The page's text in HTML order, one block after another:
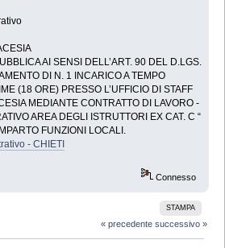
AI SENSI DELL’ART. 90 DEL D.LGS.
DI N. 1 INCARICO A TEMPO
(18 ORE) PRESSO L’UFFICIO DI STAFF
MEDIANTE CONTRATTO DI LAVORO -
AREA DEGLI ISTRUTTORI EX CAT. C “
FUNZIONI LOCALI.
- CHIETI
Connesso
STAMPA
« precedente successivo »